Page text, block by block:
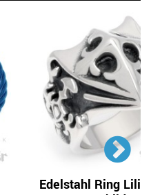
Edelstahl Ring Lilie